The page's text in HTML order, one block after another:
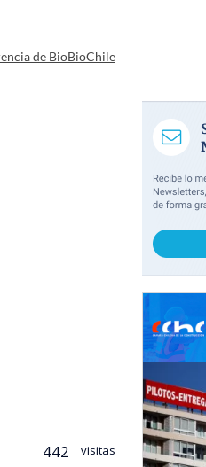
de BioBioChile
442 visitas